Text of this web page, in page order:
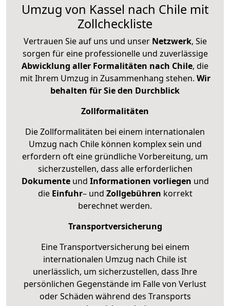
Umzug von Kassel nach Chile mit
Zollcheckliste
Vertrauen Sie auf uns und unser Netzwerk, Sie
sorgen für eine professionelle und zuverlässige
Abwicklung aller Formalitäten nach Chile, die
mit Ihrem Umzug in Zusammenhang stehen. Wir
behalten für Sie den Durchblick
Zollformalitäten
Die Zollformalitäten bei einem internationalen
Umzug nach Chile können komplex sein und
erfordern oft eine gründliche Vorbereitung, um
sicherzustellen, dass alle erforderlichen
Dokumenteund Informationen vorliegen und
die Einfuhr– und Zollgebühren korrekt
berechnet werden.
Transportversicherung
Eine Transportversicherung bei einem
internationalen Umzug nach Chile ist
unerlässlich, um sicherzustellen, dass Ihre
persönlichen Gegenstände im Falle von Verlust
oder Schäden während des Transports